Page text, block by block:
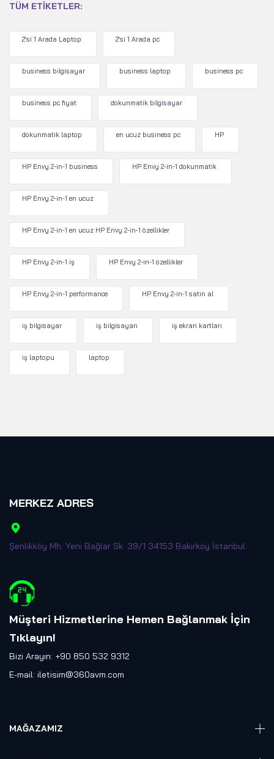
TÜM ETIKETLER:
2'si 1 Arada Laptop 2'si 1 Arada pc
business bilgisayar business laptop business pc
business pc fiyat dokunmatik bilgisayar
dokunmatik laptop en ucuz business pc HP
HP Envy 2-in-1 business HP Envy 2-in-1 dokunmatik
HP Envy 2-in-1 en ucuz
HP Envy 2-in-1 en ucuz HP Envy 2-in-1 özellikler
HP Envy 2-in-1 iş HP Envy 2-in-1 özellikler
HP Envy 2-in-1 performance HP Envy 2-in-1 satın al
iş bilgisayar iş bilgisayarı iş ekran kartları
iş laptopu laptop
MERKEZ ADRES
Şenlikköy Mh. Yeni Bağlar Sk. 39/1 34153 Bakırköy İstanbul
Müşteri Hizmetlerine Hemen Bağlanmak İçin
Tıklayın!
Bizi Arayın: +90 850 532 9312
E-mail: iletisim@360avm.com
MAĞAZAMIZ